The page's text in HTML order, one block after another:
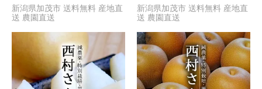
新潟県加茂市 送料無料 産地直
送 農園直送
新潟県加茂市 送料無料 産地直
送 農園直送